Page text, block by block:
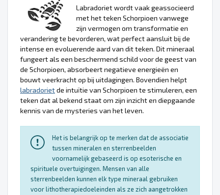
Labradoriet wordt vaak geassocieerd
met het teken Schorpioen vanwege
zijn vermogen om transformatie en
verandering te bevorderen, wat perfect aansluit bij de
intense en evoluerende aard van dit teken. Dit mineraal
fungeert als een beschermend schild voor de geest van
de Schorpioen, absorbeert negatieve energieën en
bouwt veerkracht op bij uitdagingen. Bovendien helpt
labradorietde intuïtie van Schorpioen te stimuleren, een
teken dat al bekend staat om zijn inzicht en diepgaande
kennis van de mysteries van het leven.
Het is belangrijk op te merken dat de associatie
tussen mineralen en sterrenbeelden
voornamelijk gebaseerd is op esoterische en
spirituele overtuigingen. Mensen van alle
sterrenbeelden kunnen elk type mineraal gebruiken
voor lithotherapiedoeleinden als ze zich aangetrokken